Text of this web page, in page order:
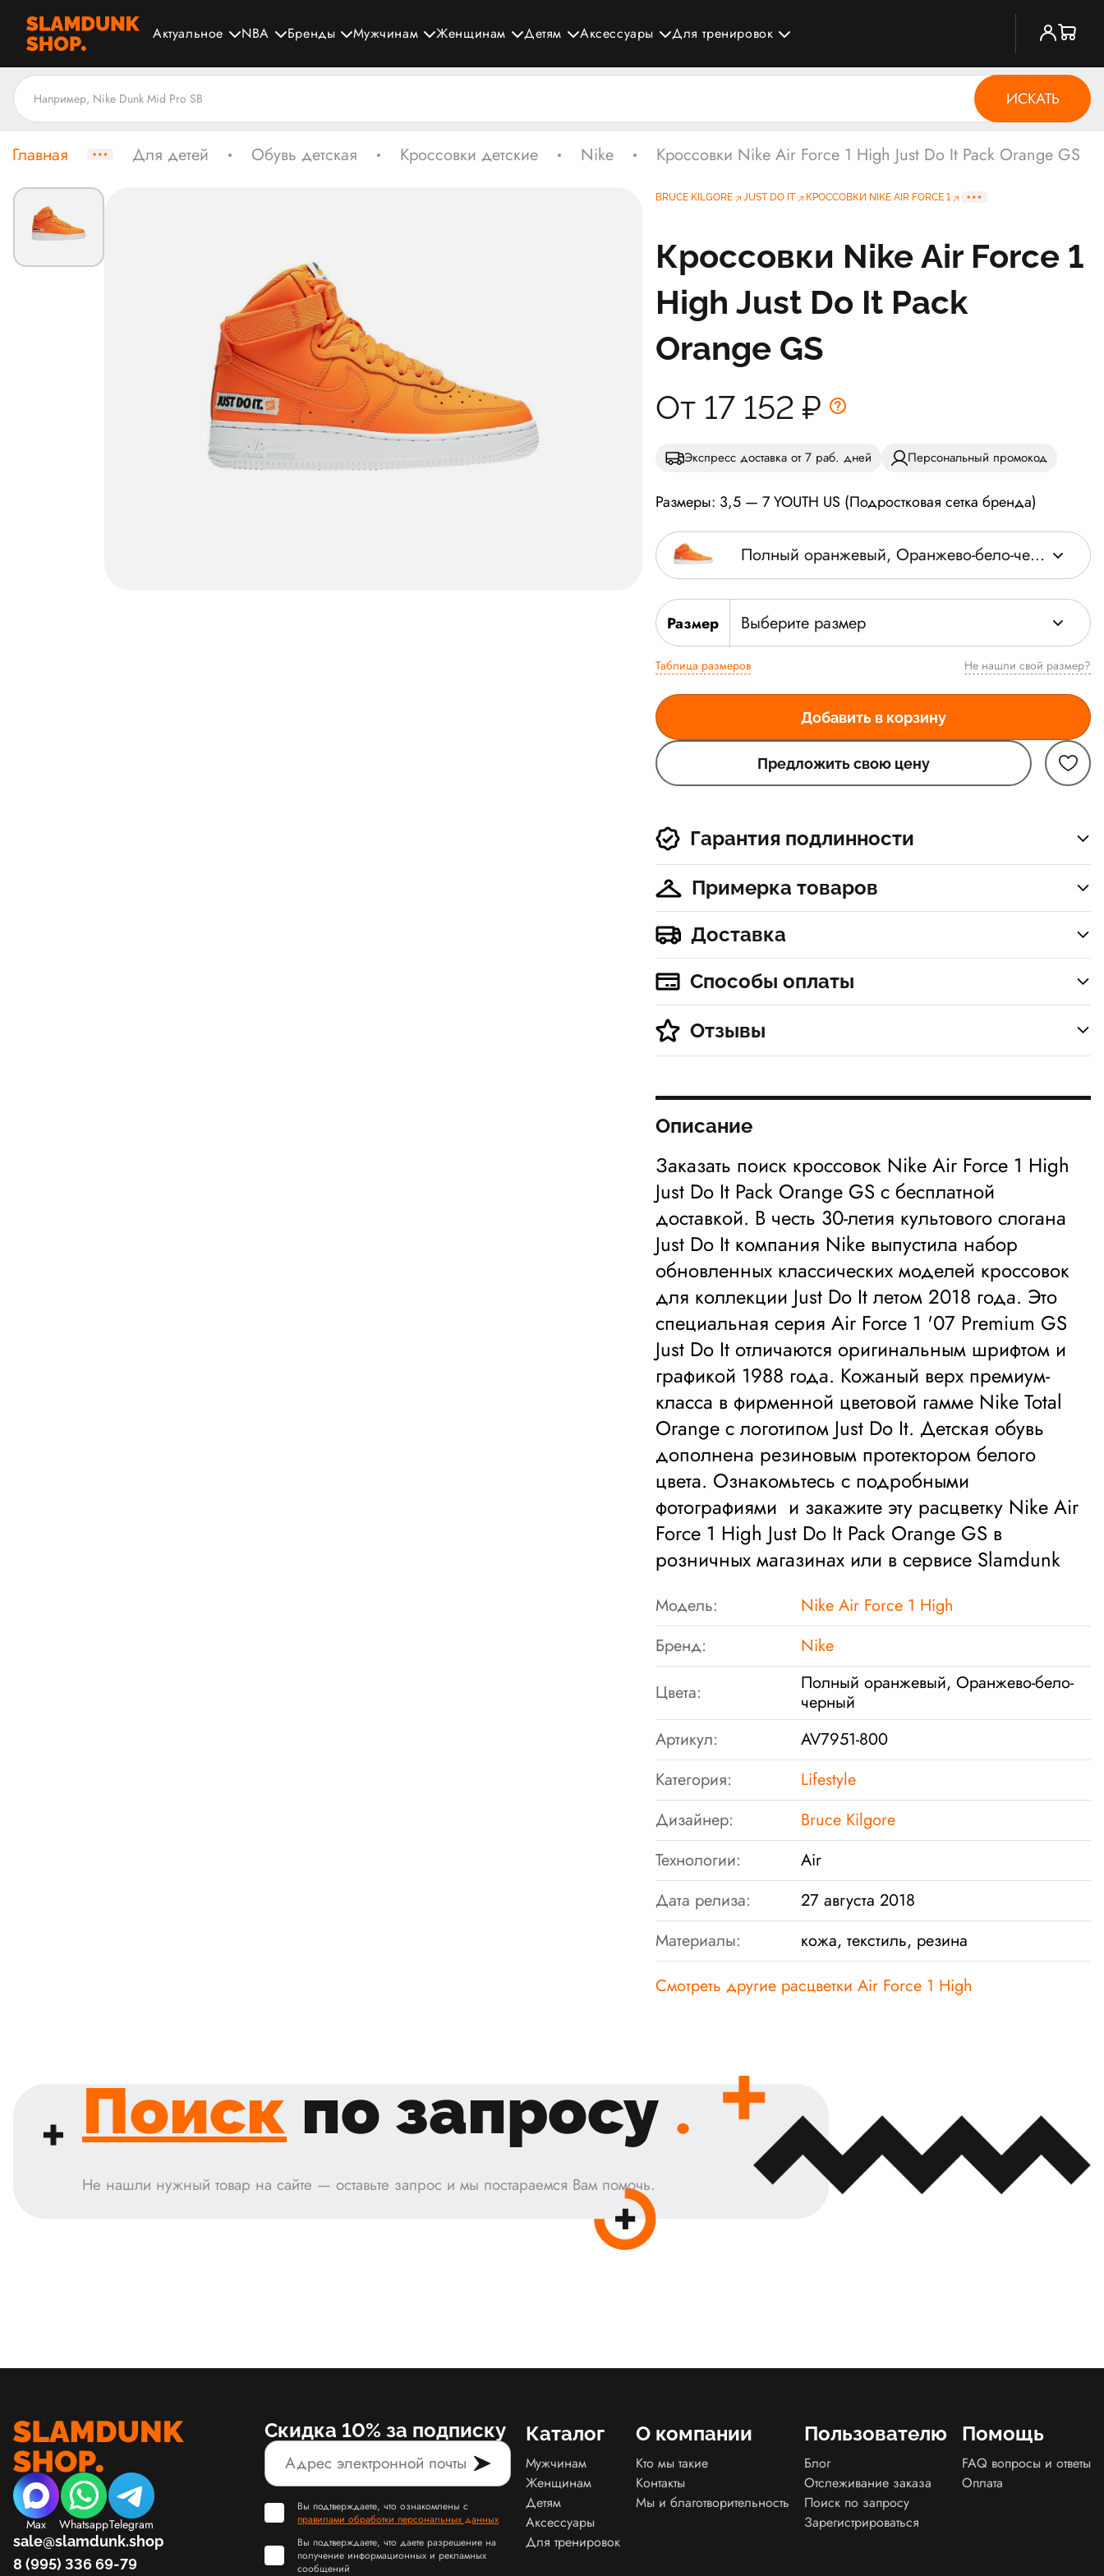
Актуальное NBA Бренды Мужчинам Женщинам Детям Аксессуары Для тренировок
ИСКАТЬ
Главная Для детей Обувь детская Кроссовки детские Nike Кроссовки Nike Air Force 1 High Just Do It Pack Orange GS
BRUCE KILGORE JUST DO IT КРОССОВКИ NIKE AIR FORCE 1
Кроссовки Nike Air Force 1
High Just Do It Pack
Orange GS
От 17 152 ₽
Экспресс доставка от 7 раб. дней Персональный промокод
Размеры: 3,5 — 7 YOUTH US (Подростковая сетка бренда)
Полный оранжевый, Оранжево-бело-черный
Размер Выберите размер
Таблица размеров Не нашли свой размер?
Добавить в корзину
Предложить свою цену
Гарантия подлинности
Примерка товаров
Доставка
Способы оплаты
Отзывы
Описание
Заказать поиск кроссовок Nike Air Force 1 High
Just Do It Pack Orange GS с бесплатной
доставкой. В честь 30-летия культового слогана
Just Do It компания Nike выпустила набор
обновленных классических моделей кроссовок
для коллекции Just Do It летом 2018 года. Это
специальная серия Air Force 1 '07 Premium GS
Just Do It отличаются оригинальным шрифтом и
графикой 1988 года. Кожаный верх премиум-
класса в фирменной цветовой гамме Nike Total
Orange с логотипом Just Do It. Детская обувь
дополнена резиновым протектором белого
цвета. Ознакомьтесь с подробными
фотографиями и закажите эту расцветку Nike Air
Force 1 High Just Do It Pack Orange GS в
розничных магазинах или в сервисе Slamdunk
Модель:
Nike Air Force 1 High
Бренд:
Nike
Цвета:
Полный оранжевый, Оранжево-бело-
черный
Артикул:
AV7951-800
Категория:
Lifestyle
Дизайнер:
Bruce Kilgore
Технологии:
Air
Дата релиза:
27 августа 2018
Материалы:
кожа, текстиль, резина
Смотреть другие расцветки Air Force 1 High
Поиск по запросу .
Не нашли нужный товар на сайте — оставьте запрос и мы постараемся Вам помочь.
Max WhatsappTelegram
sale@slamdunk.shop
8 (995) 336 69-79
Скидка 10% за подписку
Вы подтверждаете, что ознакомлены с
правилами обработки персональных данных
Вы подтверждаете, что даете разрешение на
получение информационных и рекламных
сообщений
Каталог
Мужчинам
Женщинам
Детям
Аксессуары
Для тренировок
О компании
Кто мы такие
Контакты
Мы и благотворительность
Пользователю
Блог
Отслеживание заказа
Поиск по запросу
Зарегистрироваться
Помощь
FAQ вопросы и ответы
Оплата